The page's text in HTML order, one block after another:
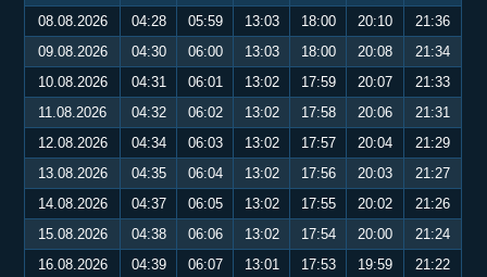
08.08.2026 04:28 05:59 13:03 18:00 20:10
21:36
09.08.2026
04:30 06:00 13:03 18:00 20:08
21:34
10.08.2026
04:31 06:01 13:02 17:59 20:07
21:33
11.08.2026
04:32 06:02 13:02 17:58 20:06
21:31
12.08.2026
04:34 06:03 13:02 17:57 20:04
21:29
13.08.2026
04:35 06:04 13:02 17:56 20:03
21:27
14.08.2026
04:37 06:05 13:02 17:55 20:02
21:26
15.08.2026
04:38 06:06 13:02 17:54 20:00
21:24
16.08.2026
04:39 06:07 13:01 17:53 19:59
21:22